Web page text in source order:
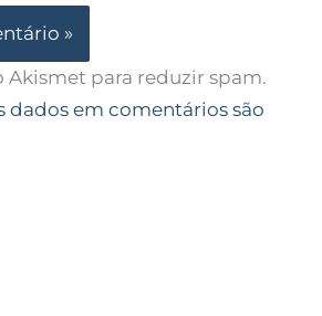
Akismet para reduzir spam.
dados em comentários são